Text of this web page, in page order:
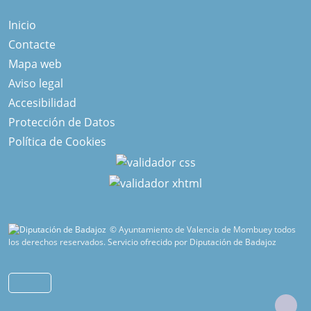
Inicio
Contacte
Mapa web
Aviso legal
Accesibilidad
Protección de Datos
Política de Cookies
© Ayuntamiento de Valencia de Mombuey todos
los derechos reservados.Servicio ofrecido por Diputación de Badajoz